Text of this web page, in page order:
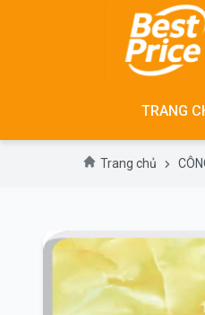
TRANG
Trang chủ